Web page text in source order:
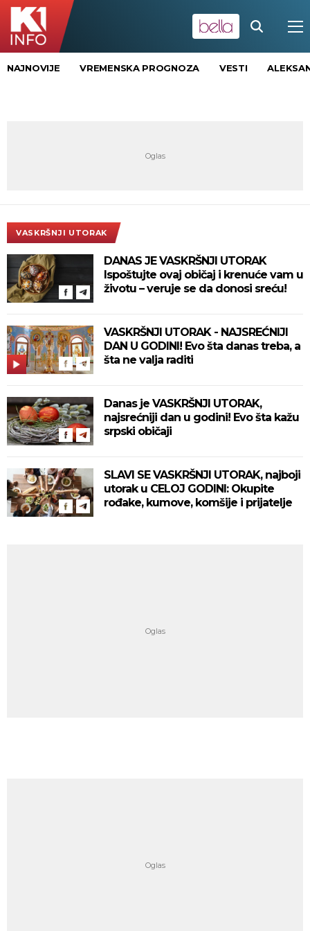
NAJNOVIJE VREMENSKA PROGNOZA VESTI
VASKRŠNJI UTORAK
DANAS JE VASKRŠNJI UTORAK
Ispoštujte ovaj običaj i krenuće vam u
životu – veruje se da donosi sreću!
VASKRŠNJI UTORAK - NAJSREĆNIJI
DAN U GODINI! Evo šta danas treba, a
šta ne valja raditi
Danas je VASKRŠNJI UTORAK,
najsrećniji dan u godini! Evo šta kažu
srpski običaji
SLAVI SE VASKRŠNJI UTORAK, najboji
utorak u CELOJ GODINI: Okupite
rođake, kumove, komšije i prijatelje